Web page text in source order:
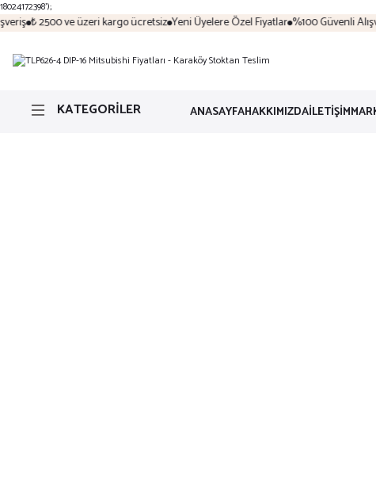
18024172398');
₺ 2500 ve üzeri kargo ücretsiz Yeni Üyelere Özel Fiyatlar %100 Güvenli
KATEGORİLER ANASAYFAHAKKIMIZDAİLETİŞİM